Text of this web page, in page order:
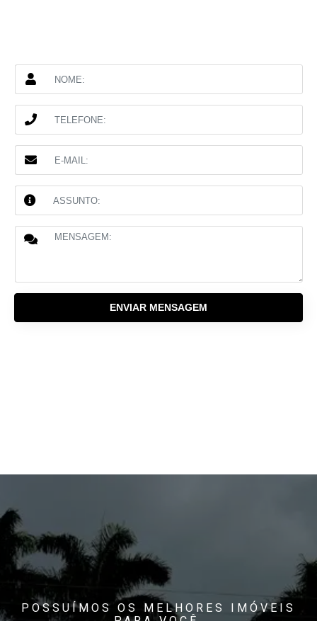
ENVIAR MENSAGEM
POSSUÍMOS OS MELHORES IMÓVEIS